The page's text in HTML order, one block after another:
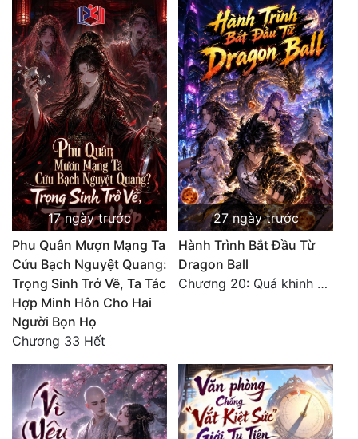
Phương Tây
Phản Phái
Quan Trường
Quân Sự
Sảng Văn
Sắc
Sủng
Thanh Xuân
Tiên Hiệp
Tiểu Thuyết
Trinh Thám
Triều Đấu
Trùng Sinh
Trọng Sinh
17 ngày trước
Phu Quân Mượn Mạng Ta
Cứu Bạch Nguyệt Quang:
Trọng Sinh Trở Về, Ta Tác
Hợp Minh Hôn Cho Hai
Người Bọn Họ
Chương 33 Hết
27 ngày trước
Hành Trình Bắt Đầu Từ
Dragon Ball
Chương 20: Quá khinh người